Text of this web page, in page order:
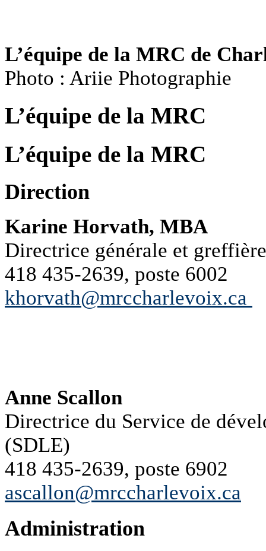
L’équipe de la MRC de
Photo : Ariie Photographie
L’équipe de la MRC
L’équipe de la MRC
Direction
Karine Horvath, MBA
Directrice générale et
418 435-2639, poste 6002
khorvath@mrccharlevoix.ca
Anne Scallon
Directrice du Service de
(SDLE)
418 435-2639, poste 6902
ascallon@mrccharlevoix.ca
Administration